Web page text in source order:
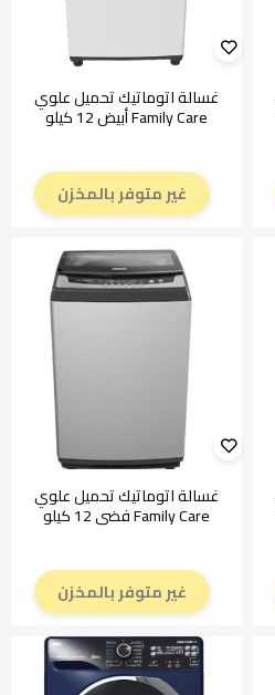
غسالة اتوماتيك تحميل علوي
Family Care أبيض 12 كيلو
غير متوفر بالمخزن
غسالة اتوماتيك تحميل علوي
Family Care فضي 12 كيلو
غير متوفر بالمخزن